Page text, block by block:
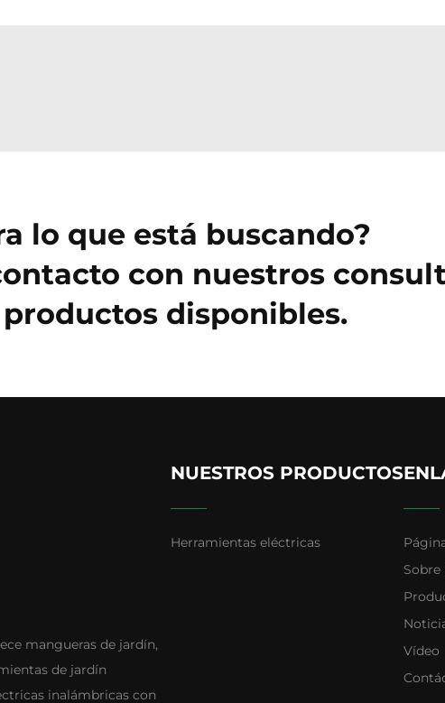
lo que está buscando?
con nuestros
disponibles.
mangueras de jardín,
de jardín
inalámbricas con
NUESTROS PRODUCTOS
Herramientas eléctricas
Vídeo